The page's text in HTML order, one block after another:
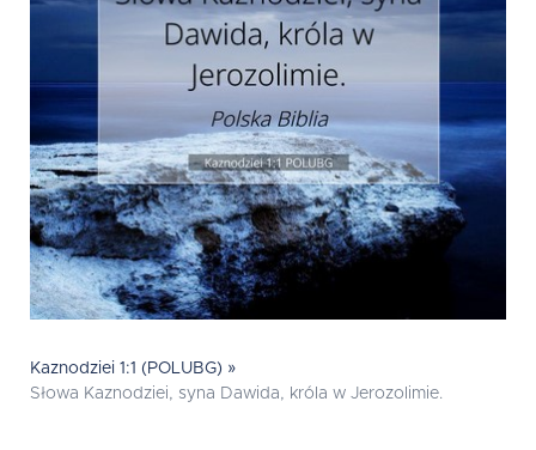
Kaznodziei 1:1 (POLUBG) »
Słowa Kaznodziei, syna Dawida, króla w Jerozolimie.